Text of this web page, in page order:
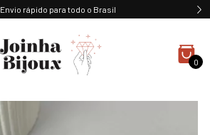
Envio rápido para todo o Brasil
0